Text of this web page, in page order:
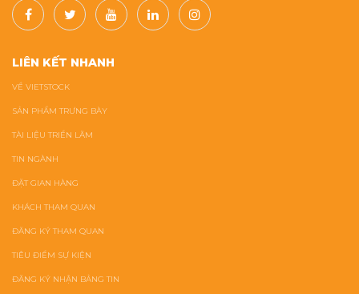
LIÊN KẾT NHANH
VỀ VIETSTOCK
SẢN PHẨM TRƯNG BÀY
TÀI LIỆU TRIỂN LÃM
TIN NGÀNH
ĐẶT GIAN HÀNG
KHÁCH THAM QUAN
ĐĂNG KÝ THAM QUAN
TIÊU ĐIỂM SỰ KIỆN
ĐĂNG KÝ NHẬN BẢNG TIN